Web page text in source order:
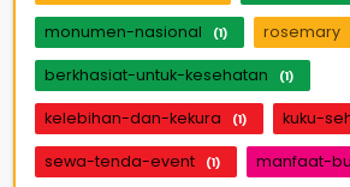
monumen-nasional (1) rosemary
berkhasiat-untuk-kesehatan (1)
kelebihan-dan-kekura (1) kuku-
sewa-tenda-event (1) manfaat-